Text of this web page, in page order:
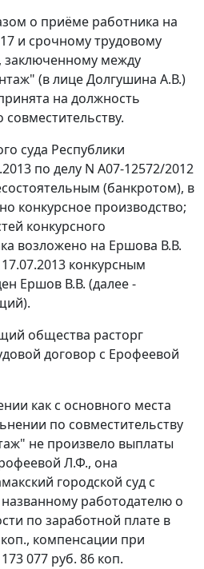
о приёме работника на
и срочному трудовому
заключенному между
(в лице Долгушина А.В.)
на должность
совместительству.
суда Республики
по делу N А07-12572/2012
(банкротом), в
конкурсное производство;
конкурсного
возложено на Ершова В.В.
конкурсным
Ершов В.В. (далее -
общества расторг
договор с Ерофеевой
как с основного места
по совместительству
не произвело выплаты
Л.Ф., она
городской суд с
работодателю о
по заработной плате в
компенсации при
077 руб. 86 коп.